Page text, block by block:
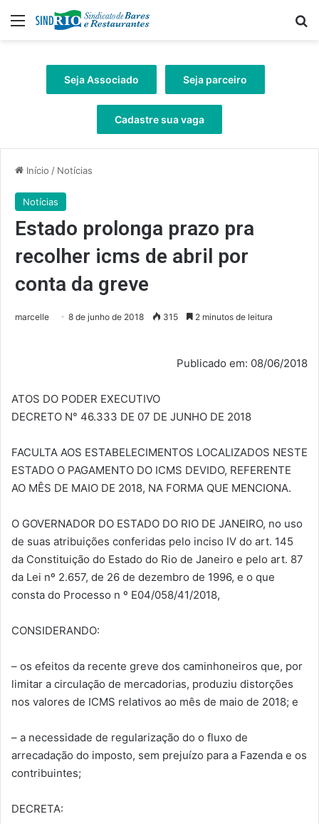
Menu
Seja Associado Seja parceiro
Cadastre sua vaga
Início / Notícias
Notícias
Estado prolonga prazo pra
recolher icms de abril por
conta da greve
marcelle 8 de junho de 2018 315 2 minutos de leitura
Publicado em: 08/06/2018
ATOS DO PODER EXECUTIVO
DECRETO N° 46.333 DE 07 DE JUNHO DE 2018
FACULTA AOS ESTABELECIMENTOS LOCALIZADOS NESTE
ESTADO O PAGAMENTO DO ICMS DEVIDO, REFERENTE
AO MÊS DE MAIO DE 2018, NA FORMA QUE MENCIONA.
O GOVERNADOR DO ESTADO DO RIO DE JANEIRO, no uso
de suas atribuições conferidas pelo inciso IV do art. 145
da Constituição do Estado do Rio de Janeiro e pelo art. 87
da Lei nº 2.657, de 26 de dezembro de 1996, e o que
consta do Processo n º E04/058/41/2018,
CONSIDERANDO:
– os efeitos da recente greve dos caminhoneiros que, por
limitar a circulação de mercadorias, produziu distorções
nos valores de ICMS relativos ao mês de maio de 2018; e
– a necessidade de regularização do o fluxo de
arrecadação do imposto, sem prejuízo para a Fazenda e os
contribuintes;
DECRETA: